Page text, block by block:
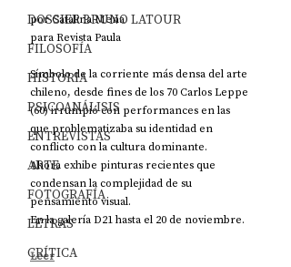
DOSSIER BRUNO LATOUR
FILOSOFÍA
HISTORIA
PSICOANÁLISIS
ENTREVISTAS
ARTE
FOTOGRAFÍA
LETRAS
CRÍTICA
por Catalina Mena
para Revista Paula
Símbolo de la corriente más densa del arte
chileno, desde fines de los 70 Carlos Leppe
(60) irrumpió con performances en las
que problematizaba su identidad en
conflicto con la cultura dominante.
Ahora exhibe pinturas recientes que
condensan la complejidad de su
pensamiento visual.
En la galería D21 hasta el 20 de noviembre.
Leer